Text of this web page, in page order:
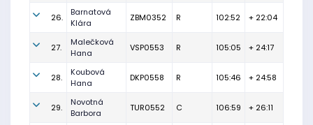
26.
Barnatová
Klára
ZBM0352 R 102:52 + 22:04
27.
Malečková
Hana
VSP0553 R 105:05 + 24:17
28.
Koubová
Hana
DKP0558 R 105:46 + 24:58
29.
Novotná
Barbora
TUR0552 C 106:59 + 26:11